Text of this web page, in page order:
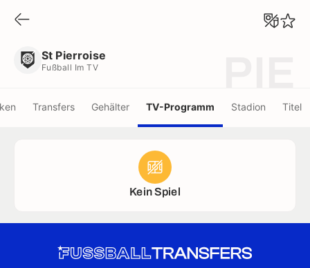
St Pierroise
Fußball Im TV
Transfers Gehälter TV-Programm Stadion Titel
Kein Spiel